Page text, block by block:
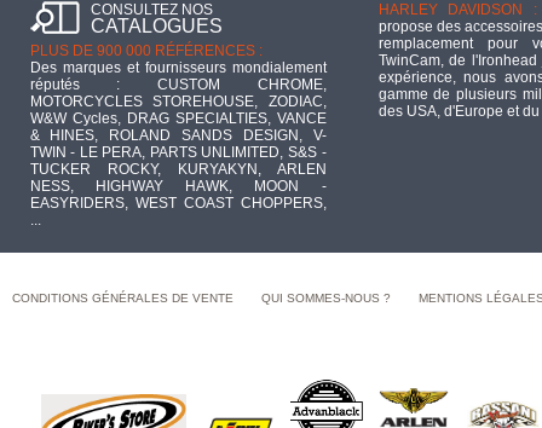
CONSULTEZ NOS
CATALOGUES
PLUS DE 900 000 RÉFÉRENCES :
Des marques et fournisseurs mondialement
réputés : CUSTOM CHROME,
MOTORCYCLES STOREHOUSE, ZODIAC,
W&W Cycles, DRAG SPECIALTIES, VANCE
& HINES, ROLAND SANDS DESIGN, V-
TWIN - LE PERA, PARTS UNLIMITED, S&S -
TUCKER ROCKY, KURYAKYN, ARLEN
NESS, HIGHWAY HAWK, MOON -
EASYRIDERS, WEST COAST CHOPPERS,
...
HARLEY DAVIDSON :
propose des
remplacement pour
TwinCam, de
expérience, nous
gamme de plusieurs
des USA, d'Europe et
CONDITIONS GÉNÉRALES DE VENTE QUI SOMMES-NOUS ? MENTIONS